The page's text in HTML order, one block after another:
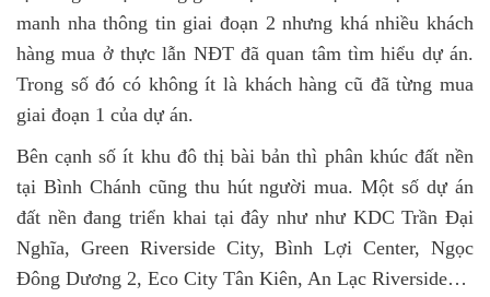
manh nha thông tin giai đoạn 2 nhưng khá nhiều khách
hàng mua ở thực lẫn NĐT đã quan tâm tìm hiểu dự án.
Trong số đó có không ít là khách hàng cũ đã từng mua
giai đoạn 1 của dự án.
Bên cạnh số ít khu đô thị bài bản thì phân khúc đất nền
tại Bình Chánh cũng thu hút người mua. Một số dự án
đất nền đang triển khai tại đây như như KDC Trần Đại
Nghĩa, Green Riverside City, Bình Lợi Center, Ngọc
Đông Dương 2, Eco City Tân Kiên, An Lạc Riverside…